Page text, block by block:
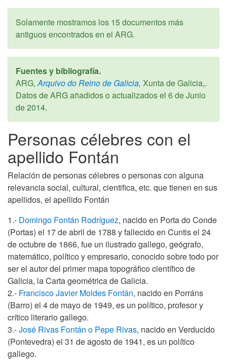
Solamente mostramos los 15 documentos más
antiguos encontrados en el ARG.
Fuentes y bibliografía.
ARG, Arquivo do Reino de Galicia, Xunta de Galicia,.
Datos de ARG añadidos o actualizados el 6 de Junio
de 2014.
Personas célebres con el
apellido Fontán
Relación de personas célebres o personas con alguna
relevancia social, cultural, cientifica, etc. que tienen en sus
apellidos, el apellido Fontán
1.- Domingo Fontán Rodríguez, nacido en Porta do Conde
(Portas) el 17 de abril de 1788 y fallecido en Cuntis el 24
de octubre de 1866, fue un ilustrado gallego, geógrafo,
matemático, político y empresario, conocido sobre todo por
ser el autor del primer mapa topográfico científico de
Galicia, la Carta geométrica de Galicia.
2.- Francisco Javier Moldes Fontán, nacido en Porráns
(Barro) el 4 de mayo de 1949, es un político, profesor y
crítico literario gallego.
3.-José Rivas Fontán o Pepe Rivas, nacido en Verducido
(Pontevedra) el 31 de agosto de 1941, es un político
gallego.